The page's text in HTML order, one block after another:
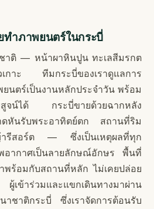
ำภาพยนตร์ในกระบี่
าติ — หน้าผาหินปูน ทะเลสีมรกต
เกาะ ทีมกระบี่ของเราดูแลการ
นตร์เป็นงานหลักประจำวัน พร้อม
สูจน์ได้ กระบี่ขายด้วยฉากหลัง
รับพระอาทิตย์ตก สถานที่ริม
รีสอร์ต — ซึ่งเป็นเหตุผลที่ทุก
อากาศเป็นลายลักษณ์อักษร พื้นที่
ร้อมกับสถานที่หลัก ไม่เคยปล่อย
ผู้เข้าร่วมและแขกเดินทางมาผ่าน
ชาติกระบี่ ซึ่งเราจัดการต้อนรับ